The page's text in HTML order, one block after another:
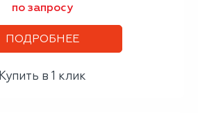
по запросу
ПОДРОБНЕЕ
Купить в 1 клик